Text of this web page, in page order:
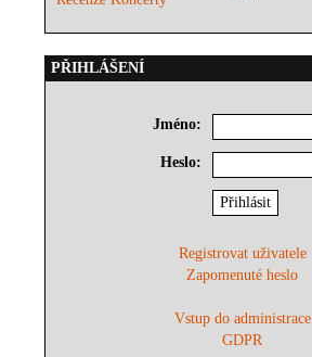
PŘIHLÁŠENÍ
Jméno:
Heslo:
Registrovat uživatele
Zapomenuté heslo
Vstup do administrace
GDPR